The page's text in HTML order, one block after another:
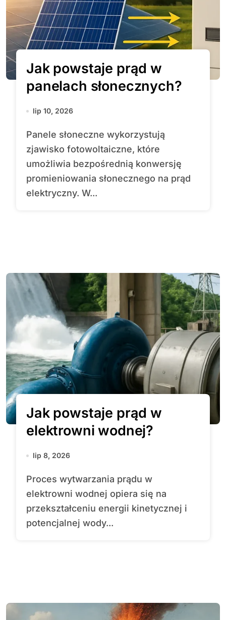
Jak powstaje prąd w
panelach słonecznych?
lip 10, 2026
Panele słoneczne wykorzystują
zjawisko fotowoltaiczne, które
umożliwia bezpośrednią konwersję
promieniowania słonecznego na prąd
elektryczny. W...
Jak powstaje prąd w
elektrowni wodnej?
lip 8, 2026
Proces wytwarzania prądu w
elektrowni wodnej opiera się na
przekształceniu energii kinetycznej i
potencjalnej wody...